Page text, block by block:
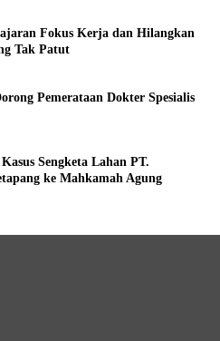
Fokus Kerja dan Hilangkan
Tak Patut
Pemerataan Dokter Spesialis
Sengketa Lahan PT.
ke Mahkamah Agung